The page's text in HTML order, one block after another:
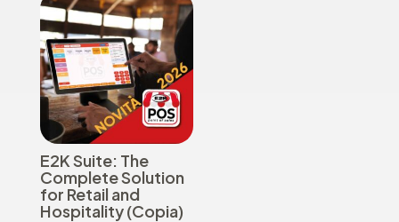
E2K Suite: The
Complete Solution
for Retail and
Hospitality (Copia)